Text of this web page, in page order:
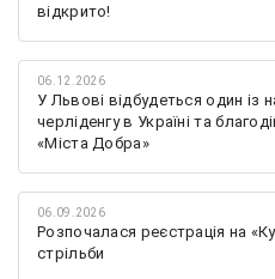
відкрито!
06.12.2026
У Львові відбудеться один із
черліденгу в Україні та
«Міста Добра»
06.09.2026
Розпочалася реєстрація на
стрільби